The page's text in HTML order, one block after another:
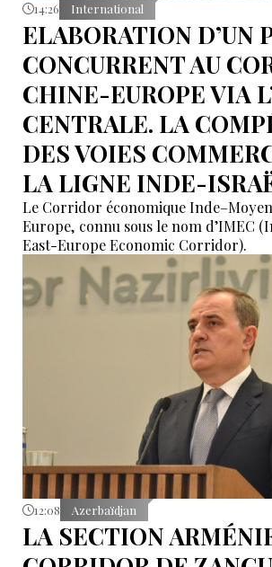
14:26 International
ELABORATION D’UN
CONCURRENT AU
CHINE-EUROPE VIA
CENTRALE. LA
DES VOIES
LA LIGNE INDE-
Le Corridor économique
Europe, connu sous le nom d’IMEC
East-Europe Economic Corridor).
12:08 Azerbaïdjan
LA SECTION